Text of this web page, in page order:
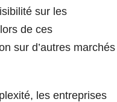
sur les
de ces
sur d’autres marchés
les entreprises